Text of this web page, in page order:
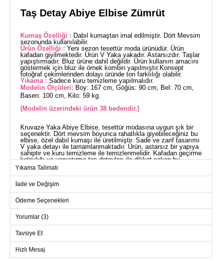
Taş Detay Abiye Elbise Zümrüt
Kumaş Özelliği : Dabıl kumaştan imal edilmiştir. Dört Mevsim
sezonunda kullanılabilir.
Ürün Özelliği : Yeni sezon tesettür moda ürünüdür. Ürün
kafadan giyilmektedir. Ürün V Yaka yakadır. Astarsızdır. Taşlar
yapıştırmadır. Bluz ürüne dahil değildir. Ürün kullanım amacını
göstermek için bluz ile örnek kombin yapılmıştır.Konsept
fotoğraf çekimlerinden dolayı üründe ton farklılığı olabilir.
Yıkama : Sadece kuru temizleme yapılmalıdır.
Modelin Ölçüleri: Boy: 167 cm, Göğüs: 90 cm, Bel: 70 cm,
Basen: 100 cm, Kilo: 59 kg.
(Modelin üzerindeki ürün 38 bedendir.)
Kruvaze Yaka Abiye Elbise, tesettür modasına uygun şık bir
seçenektir. Dört mevsim boyunca rahatlıkla giyebileceğiniz bu
elbise, özel dabıl kumaşı ile üretilmiştir. Sade ve zarif tasarımı
V yaka detayı ile tamamlanmaktadır. Ürün, astarsız bir yapıya
sahiptir ve kuru temizleme ile temizlenmelidir. Kafadan geçirme
kolaylığı ve yapıştırma taş detayları ile dikkat çeken bu
elbiseyle göz kamaştırıcı bir görünüme kavuşacaksınız.
(CM)
Beden
42
106
138
44
110
138
Yıkama Talimatı
İade ve Değişim
Ödeme Seçenekleri
Yorumlar (3)
Tavsiye Et
Hızlı Mesaj